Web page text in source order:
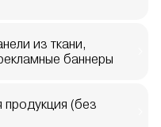
из ткани,
баннеры
продукция (без